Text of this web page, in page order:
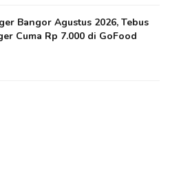
Bangor Agustus 2026, Tebus
Cuma Rp 7.000 di GoFood